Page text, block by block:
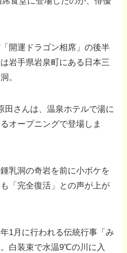
開運ドラゴン相席」の後半
岩手県岩泉町にある日本三
。
田さんは、温泉ホテルで湯に
オープニングで登場しま
乳洞の奇岩を前に小ボケを
「完全復活」との声が上が
1月に行われる伝統行事「み
白装束で水温9℃の川に入